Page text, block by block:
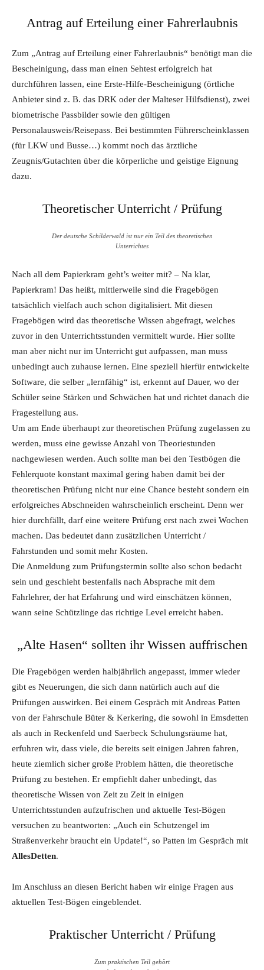
Antrag auf Erteilung einer Fahrerlaubnis
Zum „Antrag auf Erteilung einer Fahrerlaubnis“ benötigt man die
Bescheinigung, dass man einen Sehtest erfolgreich hat
durchführen lassen, eine Erste-Hilfe-Bescheinigung (örtliche
Anbieter sind z. B. das DRK oder der Malteser Hilfsdienst), zwei
biometrische Passbilder sowie den gültigen
Personalausweis/Reisepass. Bei bestimmten Führerscheinklassen
(für LKW und Busse…) kommt noch das ärztliche
Zeugnis/Gutachten über die körperliche und geistige Eignung
dazu.
Theoretischer Unterricht / Prüfung
Der deutsche Schilderwald ist nur ein Teil des theoretischen
Unterrichtes
Nach all dem Papierkram geht’s weiter mit? – Na klar,
Papierkram! Das heißt, mittlerweile sind die Fragebögen
tatsächlich vielfach auch schon digitalisiert. Mit diesen
Fragebögen wird das theoretische Wissen abgefragt, welches
zuvor in den Unterrichtsstunden vermittelt wurde. Hier sollte
man aber nicht nur im Unterricht gut aufpassen, man muss
unbedingt auch zuhause lernen. Eine speziell hierfür entwickelte
Software, die selber „lernfähig“ ist, erkennt auf Dauer, wo der
Schüler seine Stärken und Schwächen hat und richtet danach die
Fragestellung aus.
Um am Ende überhaupt zur theoretischen Prüfung zugelassen zu
werden, muss eine gewisse Anzahl von Theoriestunden
nachgewiesen werden. Auch sollte man bei den Testbögen die
Fehlerquote konstant maximal gering haben damit bei der
theoretischen Prüfung nicht nur eine Chance besteht sondern ein
erfolgreiches Abschneiden wahrscheinlich erscheint. Denn wer
hier durchfällt, darf eine weitere Prüfung erst nach zwei Wochen
machen. Das bedeutet dann zusätzlichen Unterricht /
Fahrstunden und somit mehr Kosten.
Die Anmeldung zum Prüfungstermin sollte also schon bedacht
sein und geschieht bestenfalls nach Absprache mit dem
Fahrlehrer, der hat Erfahrung und wird einschätzen können,
wann seine Schützlinge das richtige Level erreicht haben.
„Alte Hasen“ sollten ihr Wissen auffrischen
Die Fragebögen werden halbjährlich angepasst, immer wieder
gibt es Neuerungen, die sich dann natürlich auch auf die
Prüfungen auswirken. Bei einem Gespräch mit Andreas Patten
von der Fahrschule Büter & Kerkering, die sowohl in Emsdetten
als auch in Reckenfeld und Saerbeck Schulungsräume hat,
erfuhren wir, dass viele, die bereits seit einigen Jahren fahren,
heute ziemlich sicher große Problem hätten, die theoretische
Prüfung zu bestehen. Er empfiehlt daher unbedingt, das
theoretische Wissen von Zeit zu Zeit in einigen
Unterrichtsstunden aufzufrischen und aktuelle Test-Bögen
versuchen zu beantworten: „Auch ein Schutzengel im
Straßenverkehr braucht ein Update!“, so Patten im Gespräch mit
AllesDetten.
Im Anschluss an diesen Bericht haben wir einige Fragen aus
aktuellen Test-Bögen eingeblendet.
Praktischer Unterricht / Prüfung
Zum praktischen Teil gehört